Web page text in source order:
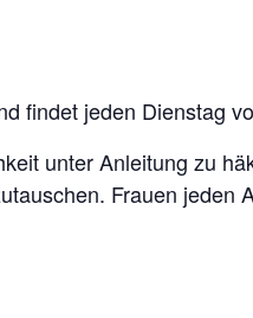
findet jeden Dienstag
unter Anleitung zu
Frauen